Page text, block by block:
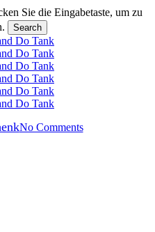
Sie die Eingabetaste, um zu
Search
Kultur
No Comments